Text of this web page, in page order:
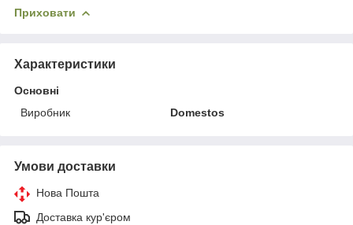
Приховати
Характеристики
Основні
Виробник
Domestos
Умови доставки
Нова Пошта
Доставка кур'єром